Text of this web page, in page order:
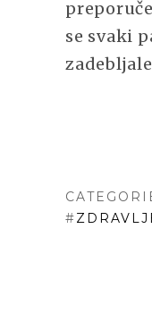
se svaki
#